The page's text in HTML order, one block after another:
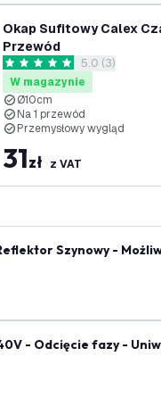
życzeń
Okap Sufitowy Calex
Przewód
otwórz panel
5 Gwiazdki oceny5.0 (3)
W magazynie
Ø10cm
Na 1 przewód
Przemysłowy wygląd
31zł z VAT
Szynowy -
- Odcięcie fazy -